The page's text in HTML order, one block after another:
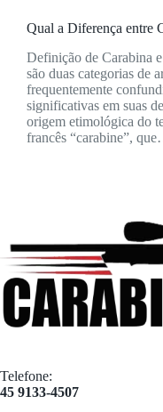
Qual a Diferença entre
Definição de Carabina
são duas categorias de
frequentemente
significativas em suas
origem etimológica do
francês “carabine”,
Telefone:
45 9133-4507